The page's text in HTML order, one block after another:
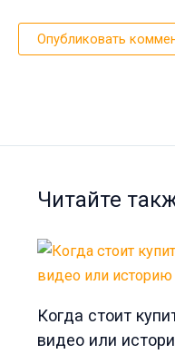
Читайте
Когда стоит
видео или